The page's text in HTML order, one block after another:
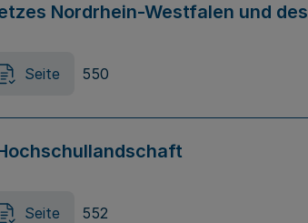
Nordrhein-Westfalen und des
Seite 550
Seite 552